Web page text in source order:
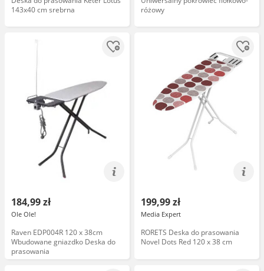
143x40 cm srebrna
różowy
184,99 zł
Ole Ole!
Raven EDP004R 120 x 38cm
Wbudowane gniazdko Deska do
prasowania
199,99 zł
Media Expert
RORETS Deska do prasowania
Novel Dots Red 120 x 38 cm